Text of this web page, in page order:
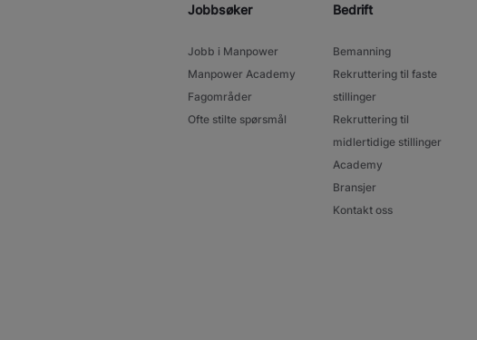
Jobbsøker
Jobb i Manpower
Manpower Academy
Fagområder
Ofte stilte spørsmål
Bedrift
Bemanning
Rekruttering til faste
stillinger
Rekruttering til
midlertidige stillinger
Academy
Bransjer
Kontakt oss